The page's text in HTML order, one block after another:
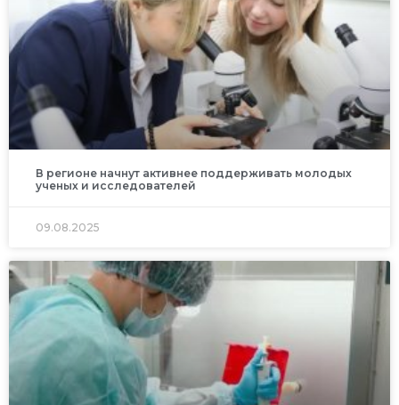
В регионе начнут активнее поддерживать молодых
ученых и исследователей
09.08.2025